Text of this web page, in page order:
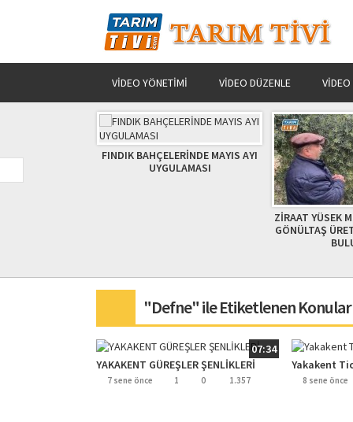
VIDEO YÖNETIMI VIDEO DÜZENLE VIDEO
MAYIS AYI
ZİRAAT YÜSEK MÜHENDİSİ NACİYE
GÖNÜLTAŞ ÜRETİCİLERE UYARIDA
HAYVAN
BİLİNEN
"Defne" ile Etiketlenen Konular
07:34
YAKAKENT GÜREŞLER ŞENLİKLERİ
7 sene önce 1 0 1.357
Yakakent
8 sene önce